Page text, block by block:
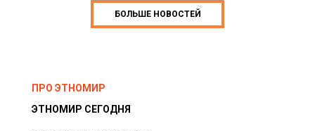
БОЛЬШЕ НОВОСТЕЙ
ПРО ЭТНОМИР
ЭТНОМИР СЕГОДНЯ